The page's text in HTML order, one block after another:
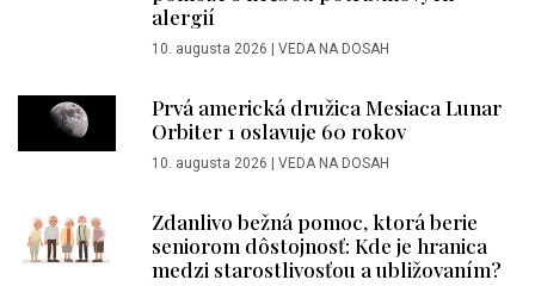
alergií
10. augusta 2026 VEDA NA DOSAH
Prvá americká družica Mesiaca Lunar
Orbiter 1 oslavuje 60 rokov
10. augusta 2026 VEDA NA DOSAH
Zdanlivo bežná pomoc, ktorá berie
seniorom dôstojnosť: Kde je hranica
medzi starostlivosťou a ubližovaním?